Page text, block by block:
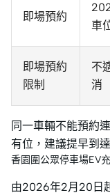
即場預約
車
即場預約
限制
不
消
同一車輛不能預約
有位，建議提早到達
香園圍公眾停車場EV
由2026年2月20日